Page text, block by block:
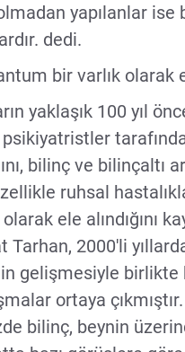
yapılanlar ise
dedi.
bir varlık olarak
yaklaşık 100 yıl
bilinç ve bilinçaltı
ruhsal
olarak ele alındığını
Tarhan, 2000'li
gelişmesiyle birlikte
ortaya çıkmıştır.
bilinç, beynin